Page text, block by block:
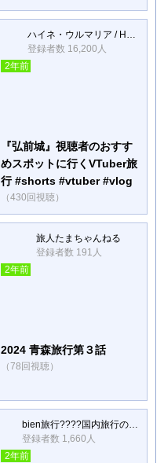
ハイネ・ウルマリア / Heine Ulmaria
登録者数 16,200人
2年前
『弘前城』視聴者のおすす
めスポットに行くVTuber旅
行 #shorts #vtuber #vlog
（430回視聴）
旅人たまちゃんねる
登録者数 191人
2年前
2024 青森旅行第３話
（78回視聴）
bien旅行????国内旅行のVlogや観光スポット紹介
登録者数 1,660人
2年前